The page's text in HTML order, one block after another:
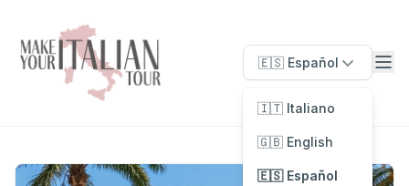
🇪🇸 Español
🇮🇹 Italiano
🇬🇧 English
🇪🇸 Español